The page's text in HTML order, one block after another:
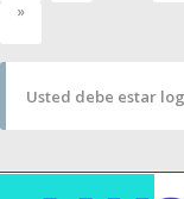
»
Usted debe estar